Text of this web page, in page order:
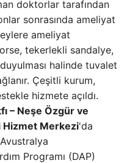
doktorlar tarafından
sonrasında ameliyat
ameliyat
tekerlekli sandalye,
halinde tuvalet
Çeşitli kurum,
hizmete açıldı.
– Neşe Özgür ve
Hizmet Merkezi'da
Programı (DAP)